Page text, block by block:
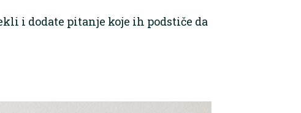
i dodate pitanje koje ih podstiče da